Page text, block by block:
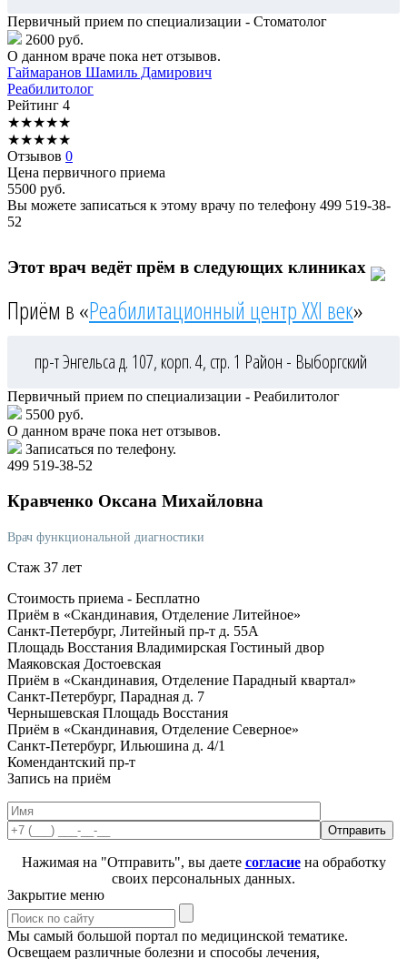
Первичный прием по специализации - Стоматолог
2600 руб.
О данном враче пока нет отзывов.
Гаймаранов Шамиль Дамирович
Реабилитолог
Рейтинг 4
★★★★★
★★★★★
Отзывов 0
Цена первичного приема
5500 руб.
Вы можете записаться к этому врачу по телефону 499 519-38-
52
Этот врач ведёт прём в следующих клиниках
Приём в «Реабилитационный центр XXI век»
пр-т Энгельса д. 107, корп. 4, стр. 1 Район - Выборгский
Первичный прием по специализации - Реабилитолог
5500 руб.
О данном враче пока нет отзывов.
Записаться по телефону.
499 519-38-52
Кравченко Оксана Михайловна
Врач функциональной диагностики
Стаж 37 лет
Стоимость приема - Бесплатно
Приём в «Скандинавия, Отделение Литейное»
Санкт-Петербург, Литейный пр-т д. 55А
Площадь Восстания Владимирская Гостиный двор
Маяковская Достоевская
Приём в «Скандинавия, Отделение Парадный квартал»
Санкт-Петербург, Парадная д. 7
Чернышевская Площадь Восстания
Приём в «Скандинавия, Отделение Северное»
Санкт-Петербург, Ильюшина д. 4/1
Комендантский пр-т
Запись на приём
Нажимая на "Отправить", вы даете согласиена обработку
своих персональных данных.
Закрытие меню
Мы самый большой портал по медицинской тематике.
Освещаем различные болезни и способы лечения,